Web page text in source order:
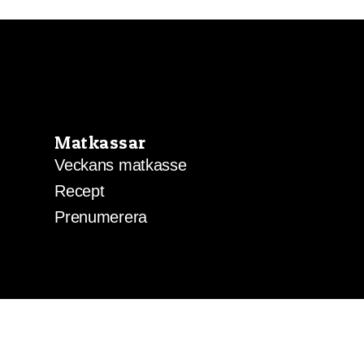
till
Matkassar
Veckans matkasse
Recept
Prenumerera